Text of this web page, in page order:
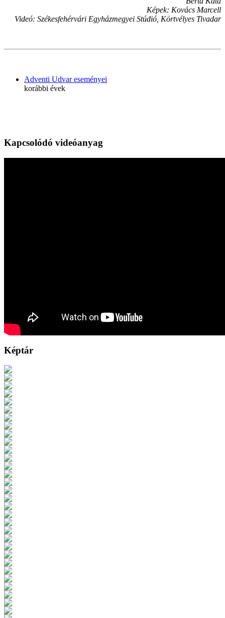
Képek: Kovács Marcell
Videó: Székesfehérvári Egyházmegyei Stúdió, Körtvélyes Tivadar
Adventi Udvar eseményei
korábbi évek
Kapcsolódó videóanyag
Képtár